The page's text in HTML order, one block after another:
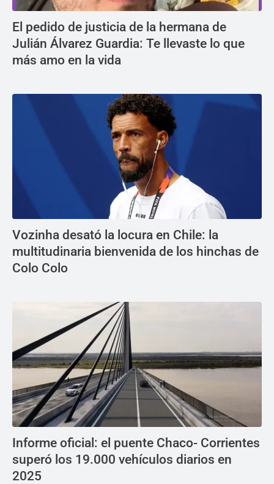
El pedido de justicia de la hermana de
Julián Álvarez Guardia: Te llevaste lo que
más amo en la vida
Vozinha desató la locura en Chile: la
multitudinaria bienvenida de los hinchas de
Colo Colo
Informe oficial: el puente Chaco- Corrientes
superó los 19.000 vehículos diarios en
2025